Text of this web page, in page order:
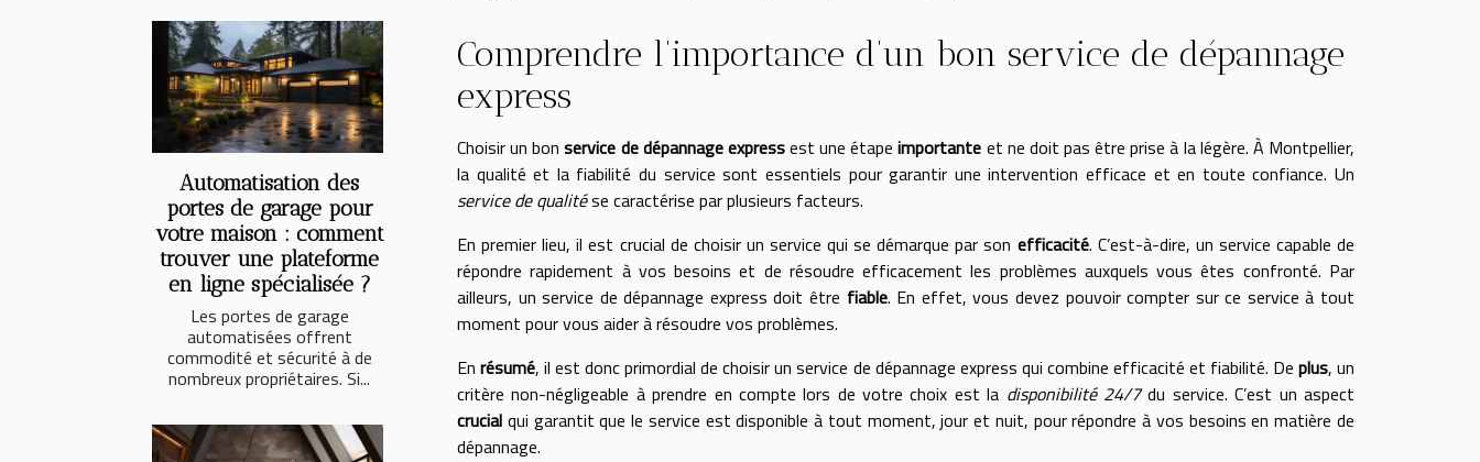
Automatisation des
portes de garage pour
votre maison : comment
trouver une plateforme
en ligne spécialisée ?
Les portes de garage
automatisées offrent
commodité et sécurité à de
nombreux propriétaires. Si...
Comprendre l’importance d’un bon service de dépannage
express
Choisir un bonservice de dépannage expressest une étapeimportante et ne doit pas être prise à la légère. À Montpellier,
la qualité et la fiabilité du service sont essentiels pour garantir une intervention efficace et en toute confiance. Un
service de qualitése caractérise par plusieurs facteurs.
En premier lieu, il est crucial de choisir un service qui se démarque par son efficacité. C’est-à-dire, un service capable de
répondre rapidement à vos besoins et de résoudre efficacement les problèmes auxquels vous êtes confronté. Par
ailleurs, un service de dépannage express doit être fiable. En effet, vous devez pouvoir compter sur ce service à tout
moment pour vous aider à résoudre vos problèmes.
Enrésumé, il est donc primordial de choisir un service de dépannage express qui combine efficacité et fiabilité. De plus, un
critère non-négligeable à prendre en compte lors de votre choix est la disponibilité 24/7du service. C’est un aspect
crucial qui garantit que le service est disponible à tout moment, jour et nuit, pour répondre à vos besoins en matière de
dépannage.